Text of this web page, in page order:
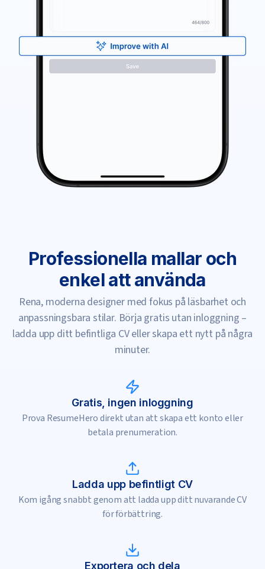
Professionella mallar och
enkel att använda
Rena, moderna designer med fokus på läsbarhet och
anpassningsbara stilar. Börja gratis utan inloggning –
ladda upp ditt befintliga CV eller skapa ett nytt på några
minuter.
Gratis, ingen inloggning
Prova ResumeHero direkt utan att skapa ett konto eller
betala prenumeration.
Ladda upp befintligt CV
Kom igång snabbt genom att ladda upp ditt nuvarande CV
för förbättring.
Exportera och dela